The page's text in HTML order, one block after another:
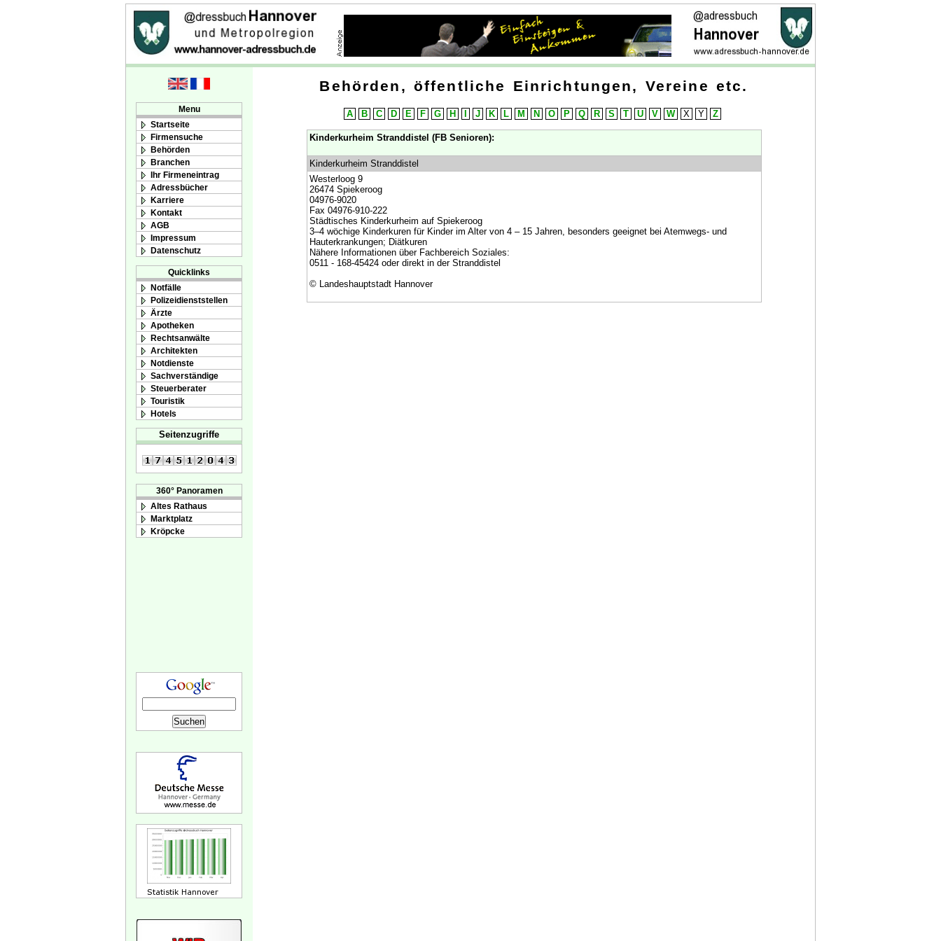
Menu
Startseite
Firmensuche
Behörden
Branchen
Ihr Firmeneintrag
Adressbücher
Karriere
Kontakt
AGB
Impressum
Datenschutz
Quicklinks
Notfälle
Polizeidienststellen
Ärzte
Apotheken
Rechtsanwälte
Architekten
Notdienste
Sachverständige
Steuerberater
Touristik
Hotels
Seitenzugriffe
360° Panoramen
Altes Rathaus
Marktplatz
Kröpcke
Behörden, öffentliche Einrichtungen, Vereine etc.
A B C D E F G H J K L M N O P Q R S T U V W X Y Z
Kinderkurheim Stranddistel (FB Senioren):
Kinderkurheim Stranddistel
Westerloog 9
26474 Spiekeroog
04976-9020
Fax 04976-910-222
Städtisches Kinderkurheim auf Spiekeroog
3–4 wöchige Kinderkuren für Kinder im Alter von 4 – 15 Jahren, besonders geeignet bei Atemwegs- und
Hauterkrankungen; Diätkuren
Nähere Informationen über Fachbereich Soziales:
0511 - 168-45424 oder direkt in der Stranddistel
© Landeshauptstadt Hannover